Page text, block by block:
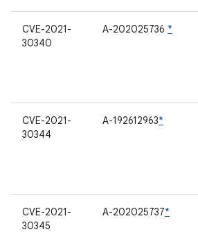
CVE-2021-
30340
A-202025736 *
CVE-2021-
30344
A-192612963*
CVE-2021-
30345
A-202025737*